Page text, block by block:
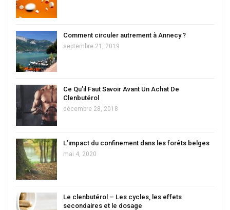
Comment circuler autrement à Annecy ?
septembre 21, 2019
Ce Qu’il Faut Savoir Avant Un Achat De
Clenbutérol
décembre 28, 2018
L’impact du confinement dans les forêts belges
mai 4, 2020
Le clenbutérol – Les cycles, les effets
secondaires et le dosage